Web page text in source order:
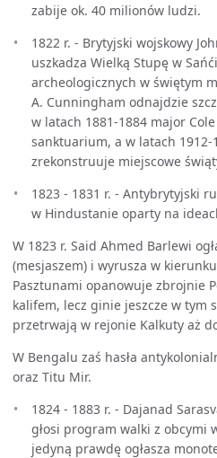
zabije ok. 40 milionów ludzi.
1822 r. - Brytyjski wojskowy
uszkadza Wielką Stupę w
archeologicznych w świętym
A. Cunningham odnajdzie
w latach 1881-1884 major
sanktuarium, a w latach 1912-
zrekonstruuje miejscowe
1823 - 1831 r. - Antybrytyjski
w Hindustanie oparty na
W 1823 r. Said Ahmed Barlewi
(mesjaszem) i wyrusza w
Pasztunami opanowuje zbrojnie
kalifem, lecz ginie jeszcze w tym
przetrwają w rejonie Kalkuty aż
W Bengalu zaś hasła
oraz Titu Mir.
1824 - 1883 r. - Dajanad
głosi program walki z obcymi
jedyną prawdę ogłasza